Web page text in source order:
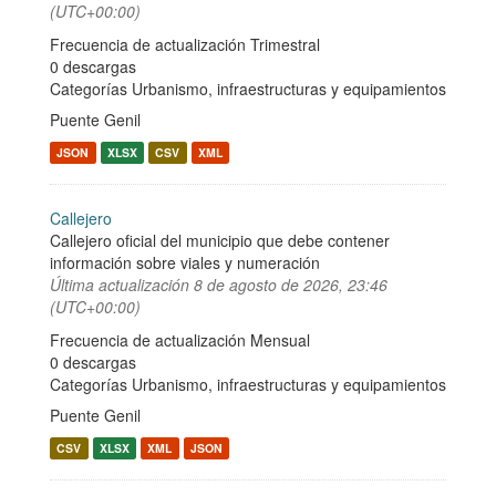
(UTC+00:00)
Frecuencia de actualización Trimestral
0 descargas
Categorías Urbanismo, infraestructuras y equipamientos
Puente Genil
JSON XLSX CSV XML
Callejero
Callejero oficial del municipio que debe contener
información sobre viales y numeración
Última actualización 8 de agosto de 2026, 23:46
(UTC+00:00)
Frecuencia de actualización Mensual
0 descargas
Categorías Urbanismo, infraestructuras y equipamientos
Puente Genil
CSV XLSX XML JSON